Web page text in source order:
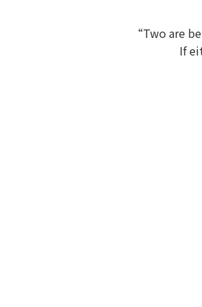
“Two are
If